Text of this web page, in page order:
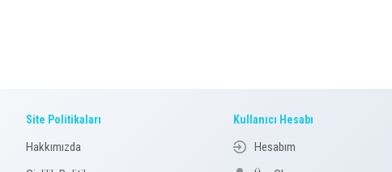
Site Politikaları
Hakkımızda
Kullanıcı Hesabı
Hesabım